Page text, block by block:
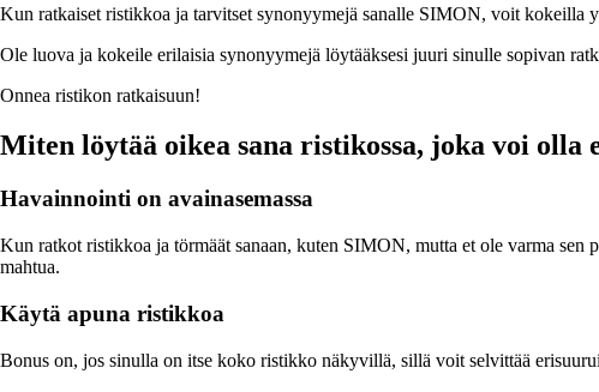
Kun ratkaiset ristikkoa ja tarvitset synonyymejä sanalle SIMON, voit kokeilla
Ole luova ja kokeile erilaisia synonyymejä löytääksesi juuri sinulle sopivan
Onnea ristikon ratkaisuun!
Miten löytää oikea sana ristikossa, joka voi
Havainnointi on avainasemassa
Kun ratkot ristikkoa ja törmäät sanaan, kuten SIMON, mutta et ole varma sen
mahtua.
Käytä apuna ristikkoa
Bonus on, jos sinulla on itse koko ristikko näkyvillä, sillä voit selvittää